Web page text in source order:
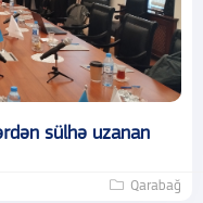
sülhə uzanan
Qarabağ